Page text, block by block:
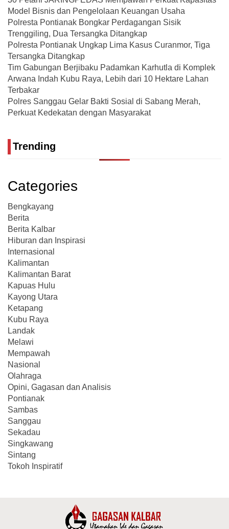
Model Bisnis dan Pengelolaan Keuangan Usaha
Polresta Pontianak Bongkar Perdagangan Sisik
Trenggiling, Dua Tersangka Ditangkap
Polresta Pontianak Ungkap Lima Kasus Curanmor, Tiga
Tersangka Ditangkap
Tim Gabungan Berjibaku Padamkan Karhutla di Komplek
Arwana Indah Kubu Raya, Lebih dari 10 Hektare Lahan
Terbakar
Polres Sanggau Gelar Bakti Sosial di Sabang Merah,
Perkuat Kedekatan dengan Masyarakat
Trending
Categories
Bengkayang
Berita
Berita Kalbar
Hiburan dan Inspirasi
Internasional
Kalimantan
Kalimantan Barat
Kapuas Hulu
Kayong Utara
Ketapang
Kubu Raya
Landak
Melawi
Mempawah
Nasional
Olahraga
Opini, Gagasan dan Analisis
Pontianak
Sambas
Sanggau
Sekadau
Singkawang
Sintang
Tokoh Inspiratif